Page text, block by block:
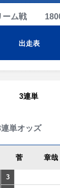
ーム戦
出走表
3連単
単オッズ
菅 章哉
3